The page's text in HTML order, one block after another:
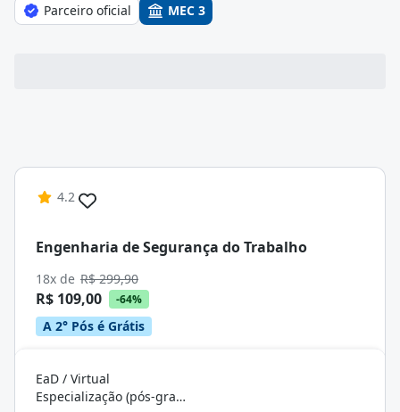
Parceiro oficial MEC 3
4.2
Engenharia de Segurança do Trabalho
18x de R$ 299,90
R$ 109,00 -64%
A 2° Pós é Grátis
EaD / Virtual
Especialização (pós-graduação)